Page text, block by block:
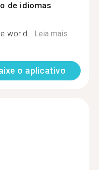
de idiomas
world...Leia mais
o aplicativo